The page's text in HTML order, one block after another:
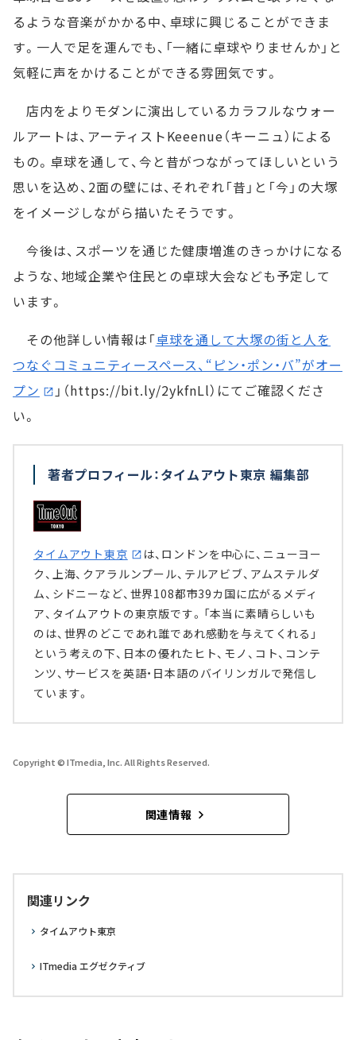
るような音楽がかかる中、卓球に興じることができま
す。一人で足を運んでも、「一緒に卓球やりませんか」と
気軽に声をかけることができる雰囲気です。
店内をよりモダンに演出しているカラフルなウォー
ルアートは、アーティストKeeenue（キーニュ）による
もの。卓球を通して、今と昔がつながってほしいという
思いを込め、2面の壁には、それぞれ「昔」と「今」の大塚
をイメージしながら描いたそうです。
今後は、スポーツを通じた健康増進のきっかけになる
ような、地域企業や住民との卓球大会なども予定して
います。
その他詳しい情報は「卓球を通して大塚の街と人を
つなぐコミュニティースペース、“ピン・ポン・バ”がオー
プン
」（https://bit.ly/2ykfnLl）にてご確認くださ
い。
著者プロフィール：タイムアウト東京 編集部
タイムアウト東京
は、ロンドンを中心に、ニューヨー
ク、上海、クアラルンプール、テルアビブ、アムステルダ
ム、シドニーなど、世界108都市39カ国に広がるメディ
ア、タイムアウトの東京版です。「本当に素晴らしいも
のは、世界のどこであれ誰であれ感動を与えてくれる」
という考えの下、日本の優れたヒト、モノ、コト、コンテ
ンツ、サービスを英語・日本語のバイリンガルで発信し
ています。
Copyright © ITmedia, Inc. All Rights Reserved.
関連情報
関連リンク
タイムアウト東京
ITmedia エグゼクティブ